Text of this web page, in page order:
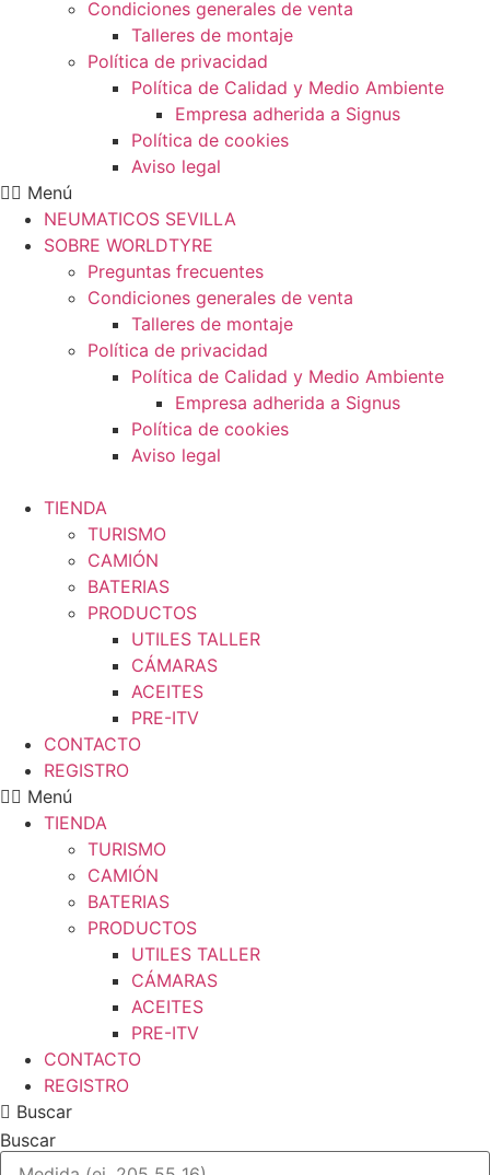
Condiciones generales de venta
Talleres de montaje
Política de privacidad
Política de Calidad y Medio Ambiente
Empresa adherida a Signus
Política de cookies
Aviso legal
Menú
NEUMATICOS SEVILLA
SOBRE WORLDTYRE
Preguntas frecuentes
Condiciones generales de venta
Talleres de montaje
Política de privacidad
Política de Calidad y Medio Ambiente
Empresa adherida a Signus
Política de cookies
Aviso legal
TIENDA
TURISMO
CAMIÓN
BATERIAS
PRODUCTOS
UTILES TALLER
CÁMARAS
ACEITES
PRE-ITV
CONTACTO
REGISTRO
Menú
TIENDA
TURISMO
CAMIÓN
BATERIAS
PRODUCTOS
UTILES TALLER
CÁMARAS
ACEITES
PRE-ITV
CONTACTO
REGISTRO
Buscar
Buscar